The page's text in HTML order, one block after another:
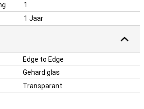
1
1 Jaar
Edge to Edge
Gehard glas
Transparant